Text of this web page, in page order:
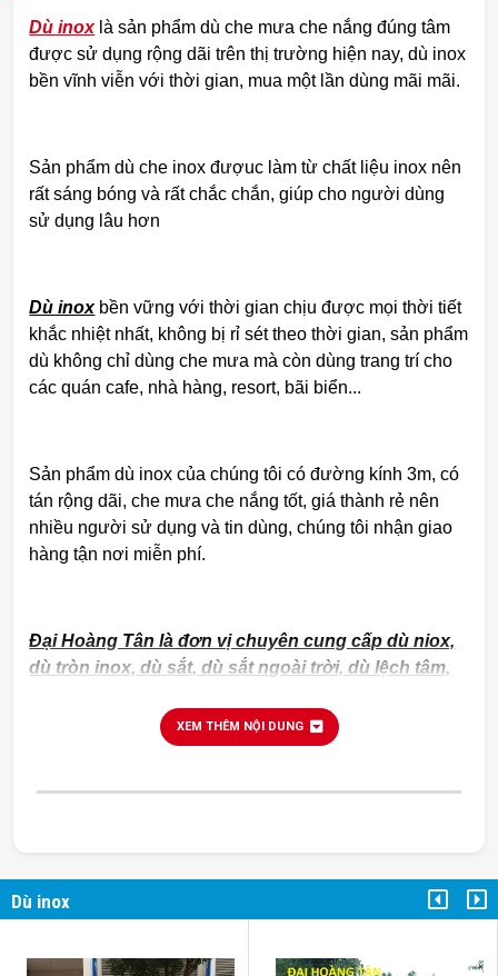
Dù inox là sản phẩm dù che mưa che nắng đúng tâm
được sử dụng rộng dãi trên thị trường hiện nay, dù inox
bền vĩnh viễn với thời gian, mua một lần dùng mãi mãi.
Sản phẩm dù che inox đượuc làm từ chất liệu inox nên
rất sáng bóng và rất chắc chắn, giúp cho người dùng
sử dụng lâu hơn
Dù inoxbền vững với thời gian chịu được mọi thời tiết
khắc nhiệt nhất, không bị rỉ sét theo thời gian, sản phẩm
dù không chỉ dùng che mưa mà còn dùng trang trí cho
các quán cafe, nhà hàng, resort, bãi biển...
Sản phẩm dù inox của chúng tôi có đường kính 3m, có
tán rộng dãi, che mưa che nắng tốt, giá thành rẻ nên
nhiều người sử dụng và tin dùng, chúng tôi nhận giao
hàng tận nơi miễn phí.
Đại Hoàng Tân là đơn vị chuyên cung cấp dù niox,
dù tròn inox, dù sắt, dù sắt ngoài trời, dù lệch tâm,
XEM THÊM NỘI DUNG
Dù inox